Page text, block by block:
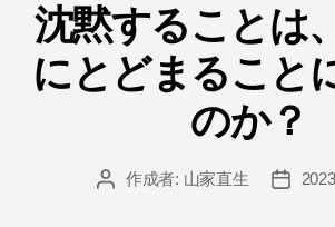
ゴ
リ
ー
沈黙することは
にとどまること
のか？
投 作成者: 山家直生
投